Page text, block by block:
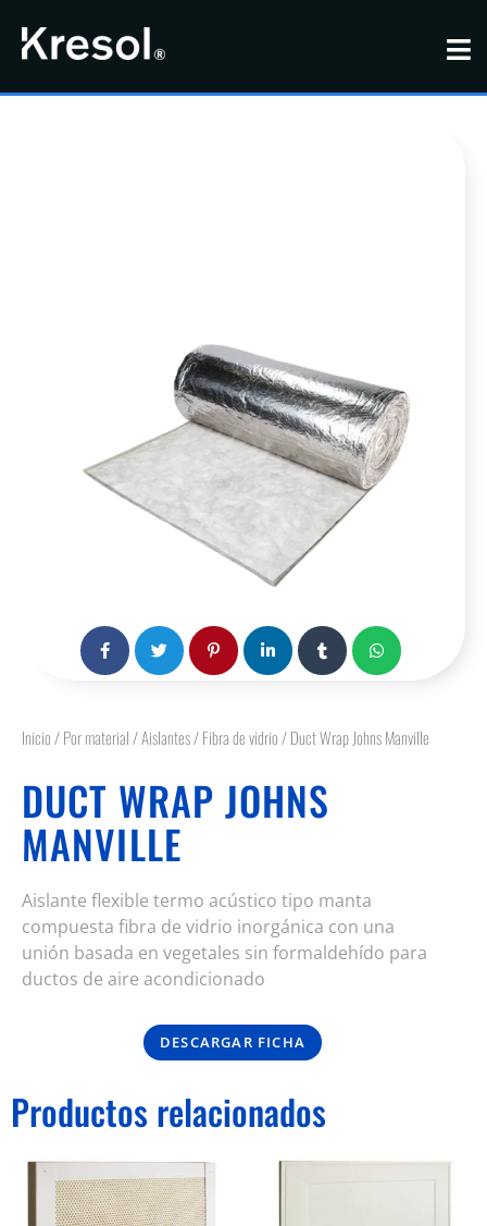
Inicio/Por material/Aislantes/Fibra de vidrio/ Duct Wrap Johns Manville
DUCT WRAP JOHNS
MANVILLE
Aislante flexible termo acústico tipo manta
compuesta fibra de vidrio inorgánica con una
unión basada en vegetales sin formaldehído para
ductos de aire acondicionado
DESCARGAR FICHA
Productos relacionados